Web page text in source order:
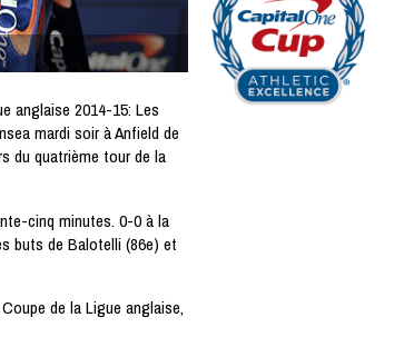
anglaise 2014-15: Les
mardi soir à Anfield de
du quatrième tour de la
cinq minutes. 0-0 à la
buts de Balotelli (86e) et
de la Ligue anglaise,